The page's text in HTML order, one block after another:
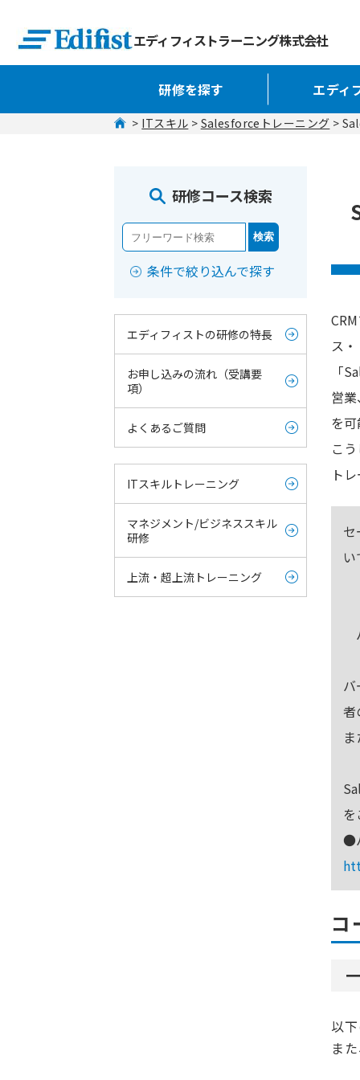
エディフィストラーニング株式会社
研修を探す エディ
> ITスキル > Salesforceトレーニング >
ス
「
営
を可
こ
ト
者
を
●
コ
以
ま
研修コース検索
条件で絞り込んで探す
エディフィストの研修の特長
お申し込みの流れ（受講要
項）
よくあるご質問
ITスキルトレーニング
マネジメント/ビジネススキル
研修
上流・超上流トレーニング